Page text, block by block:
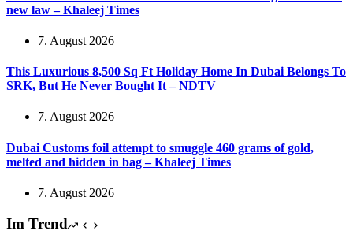
new law – Khaleej Times
7. August 2026
This Luxurious 8,500 Sq Ft Holiday Home In Dubai Belongs To
SRK, But He Never Bought It – NDTV
7. August 2026
Dubai Customs foil attempt to smuggle 460 grams of gold,
melted and hidden in bag – Khaleej Times
7. August 2026
Im Trend